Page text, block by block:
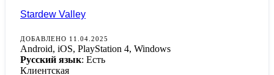
Stardew Valley
ДОБАВЛЕНО 11.04.2025
Android, iOS, PlayStation 4, Windows
Русский язык: Есть
Клиентская